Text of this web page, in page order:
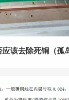
该去除死铜（孤